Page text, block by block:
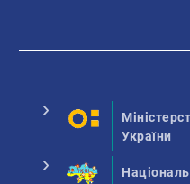
України